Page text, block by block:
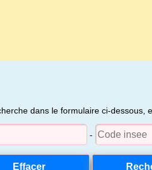
dans le formulaire ci-dessous,
-